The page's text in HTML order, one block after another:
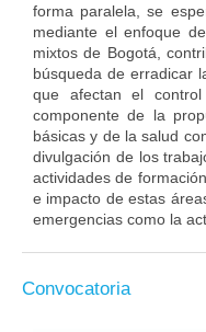
forma paralela, se
mediante el enfoque
mixtos de Bogotá,
búsqueda de erradicar
que afectan el
componente de la
básicas y de la salud
divulgación de los
actividades de
e impacto de estas
emergencias como la
Convocatoria